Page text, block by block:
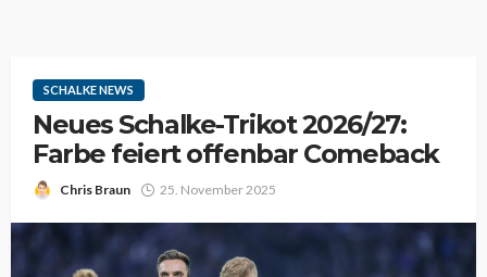
SCHALKE NEWS
Neues Schalke-Trikot 2026/27:
Farbe feiert offenbar Comeback
Chris Braun 25. November 2025